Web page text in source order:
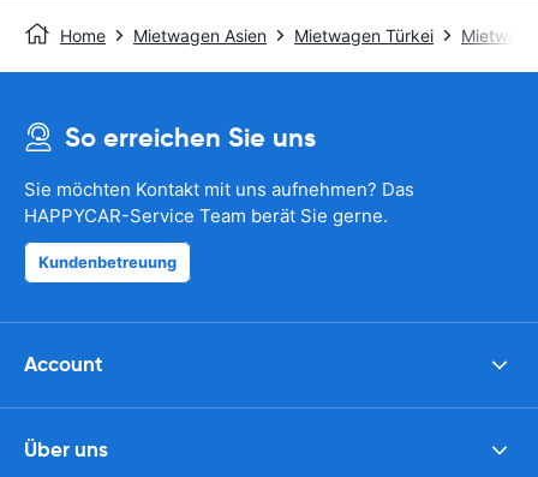
Home Mietwagen Asien Mietwagen Türkei
So erreichen Sie uns
Sie möchten Kontakt mit uns aufnehmen? Das
HAPPYCAR-Service Team berät Sie gerne.
Kundenbetreuung
Account
Über uns